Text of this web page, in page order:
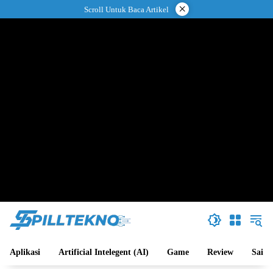
ke
Scroll Untuk Baca Artikel ×
Aplikasi Artificial Intelegent (AI) Game Review Sains